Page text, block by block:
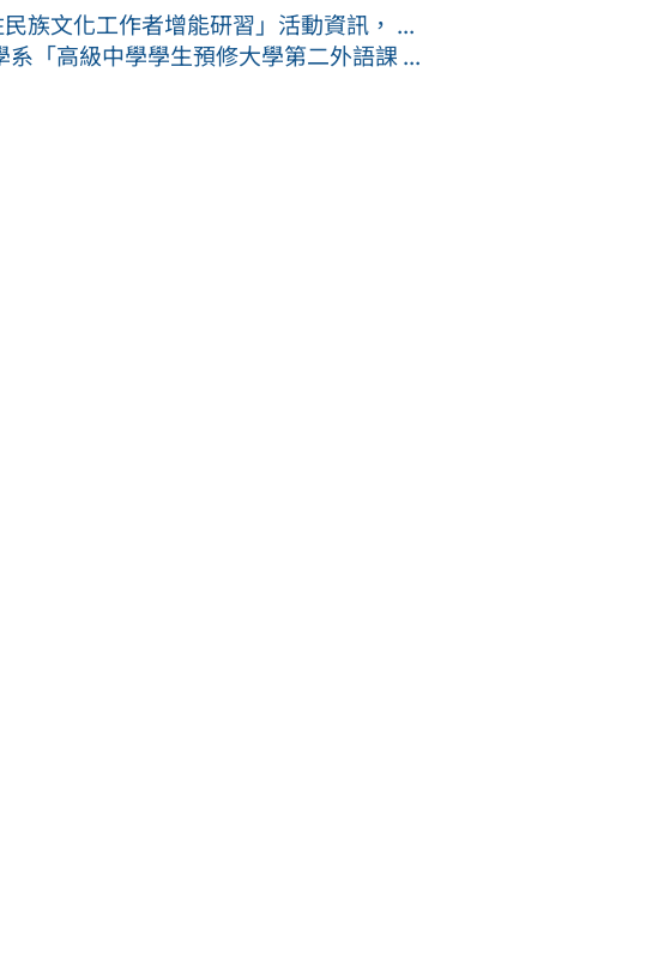
族文化工作者增能研習」活動資訊， ...
「高級中學學生預修大學第二外語課 ...